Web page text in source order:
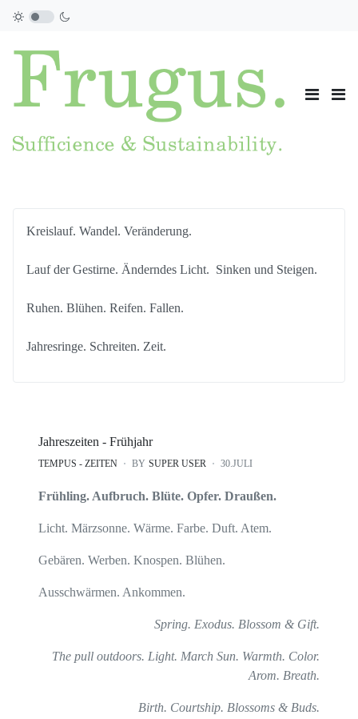
Kreislauf. Wandel. Veränderung.
Lauf der Gestirne. Änderndes Licht. Sinken und Steigen.
Ruhen. Blühen. Reifen. Fallen.
Jahresringe. Schreiten. Zeit.
Jahreszeiten - Frühjahr
TEMPUS - ZEITEN BY SUPER USER 30.JULI
Frühling. Aufbruch. Blüte. Opfer. Draußen.
Licht. Märzsonne. Wärme. Farbe. Duft. Atem.
Gebären. Werben. Knospen. Blühen.
Ausschwärmen. Ankommen.
Spring. Exodus. Blossom & Gift.
The pull outdoors. Light. March Sun. Warmth. Color.
Arom. Breath.
Birth. Courtship. Blossoms & Buds.